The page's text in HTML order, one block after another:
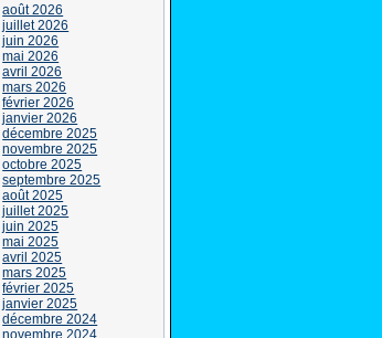
août 2026
juillet 2026
juin 2026
mai 2026
avril 2026
mars 2026
février 2026
janvier 2026
décembre 2025
novembre 2025
octobre 2025
septembre 2025
août 2025
juillet 2025
juin 2025
mai 2025
avril 2025
mars 2025
février 2025
janvier 2025
décembre 2024
novembre 2024